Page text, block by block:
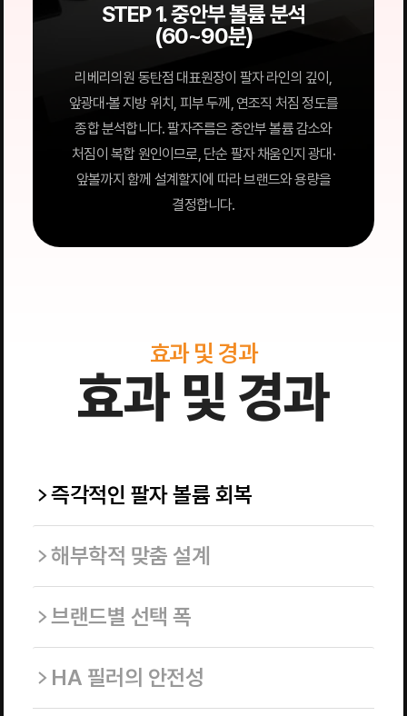
STEP 1. 중안부 볼륨 분석
(60~90분)
리베리의원 동탄점 대표원장이 팔자 라인의 깊이,
앞광대·볼 지방 위치, 피부 두께, 연조직 처짐 정도를
종합 분석합니다. 팔자주름은 중안부 볼륨 감소와
처짐이 복합 원인이므로, 단순 팔자 채움인지 광대·
앞볼까지 함께 설계할지에 따라 브랜드와 용량을
결정합니다.
효과 및 경과
효과 및 경과
즉각적인 팔자 볼륨 회복
해부학적 맞춤 설계
브랜드별 선택 폭
HA 필러의 안전성